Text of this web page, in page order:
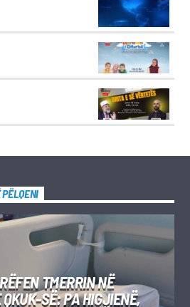
TMERRIN NË
QKUK-SË: PA HIGJIENË,